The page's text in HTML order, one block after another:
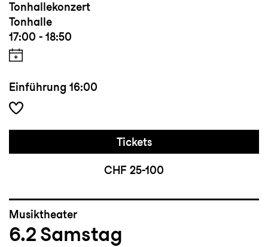
Tonhallekonzert
Tonhalle
17:00 - 18:50
Einführung 16:00
Tickets
CHF 25-100
Musiktheater
6.2 Samstag